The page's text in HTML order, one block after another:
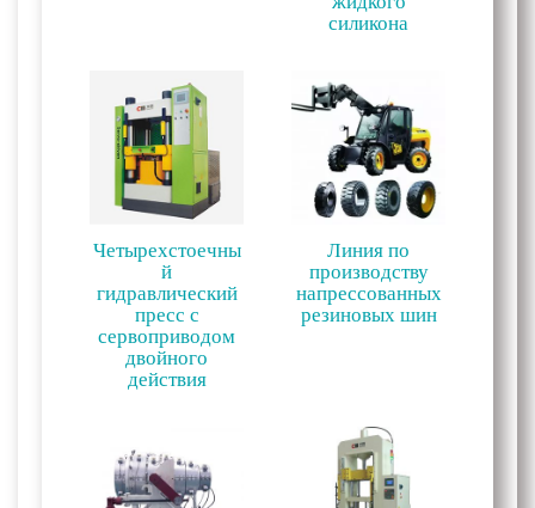
силикона
Четырехстоечны
й
гидравлический
пресс с
сервоприводом
двойного
действия
Линия по
производству
напрессованных
резиновых шин